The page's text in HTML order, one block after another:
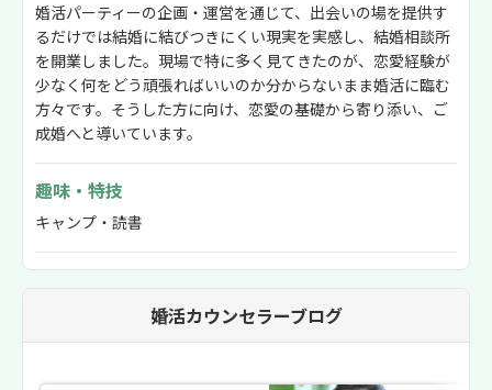
婚活パーティーの企画・運営を通じて、出会いの場を提供す
るだけでは結婚に結びつきにくい現実を実感し、結婚相談所
を開業しました。現場で特に多く見てきたのが、恋愛経験が
少なく何をどう頑張ればいいのか分からないまま婚活に臨む
方々です。そうした方に向け、恋愛の基礎から寄り添い、ご
成婚へと導いています。
趣味・特技
キャンプ・読書
婚活カウンセラーブログ